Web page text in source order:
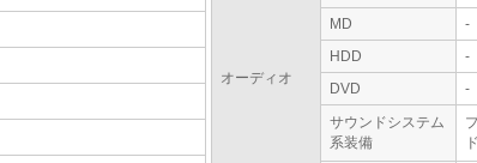
オーディオ
MD
-
HDD
-
DVD
-
サウンドシステム
系装備